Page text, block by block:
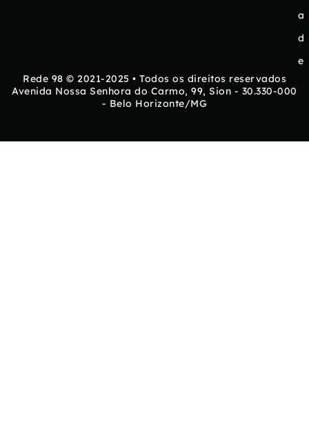
a
d
e
Rede 98 © 2021-2025 • Todos os direitos reservados
Avenida Nossa Senhora do Carmo, 99, Sion - 30.330-000
- Belo Horizonte/MG